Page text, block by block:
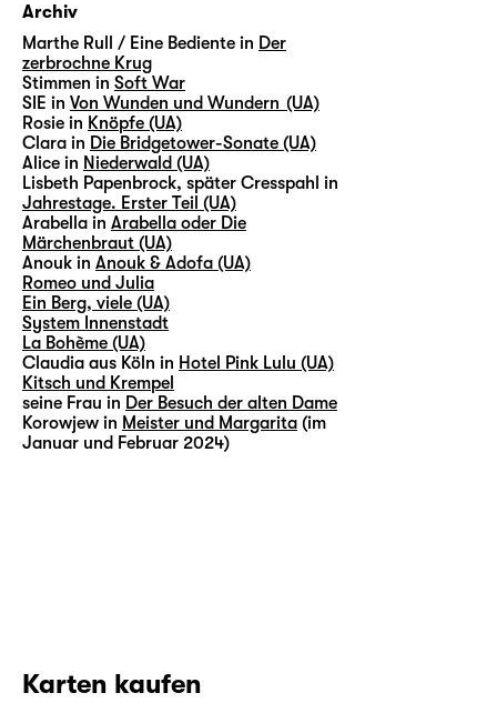
Archiv
Marthe Rull / Eine Bediente in Der
zerbrochne Krug
Stimmen in Soft War
SIE in Von Wunden und Wundern (UA)
Rosie in Knöpfe (UA)
Clara in Die Bridgetower-Sonate (UA)
Alice in Niederwald (UA)
Lisbeth Papenbrock, später Cresspahl in
Jahrestage. Erster Teil (UA)
Arabella in Arabella oder Die
Märchenbraut (UA)
Anouk in Anouk & Adofa (UA)
Romeo und Julia
Ein Berg, viele (UA)
System Innenstadt
La Bohème (UA)
Claudia aus Köln in Hotel Pink Lulu (UA)
Kitsch und Krempel
seine Frau in Der Besuch der alten Dame
Korowjew in Meister und Margarita (im
Januar und Februar 2024)
Karten kaufen